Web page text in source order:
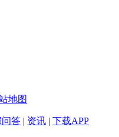
地图
答 | 资讯 | 下载APP